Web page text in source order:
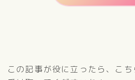
この記事が役に立ったら、こ